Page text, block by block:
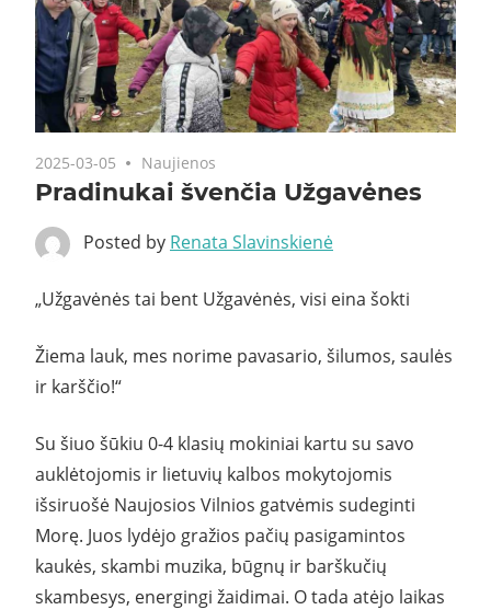
2025-03-05 Naujienos
Pradinukai švenčia Užgavėnes
Posted by Renata Slavinskienė
„Užgavėnės tai bent Užgavėnės, visi eina šokti
Žiema lauk, mes norime pavasario, šilumos, saulės
ir karščio!“
Su šiuo šūkiu 0-4 klasių mokiniai kartu su savo
auklėtojomis ir lietuvių kalbos mokytojomis
išsiruošė Naujosios Vilnios gatvėmis sudeginti
Morę. Juos lydėjo gražios pačių pasigamintos
kaukės, skambi muzika, būgnų ir barškučių
skambesys, energingi žaidimai. O tada atėjo laikas